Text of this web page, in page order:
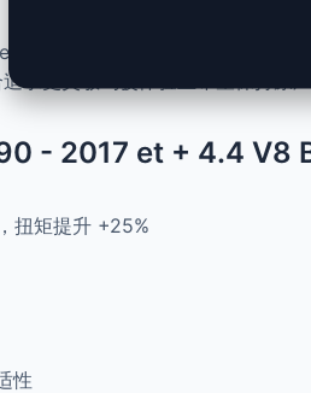
+ 4.4 V8 Bi-Turbo - 600ch 的
求更灵敏驾驶体验且希望保持原厂
- 2017 et + 4.4 V8
扭矩提升 +25%
性